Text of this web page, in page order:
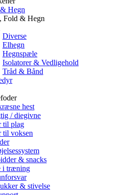
Hegn
Fold & Hegn
Diverse
Elhegn
Hegnspæle
Isolatorer & Vedligehold
Tråd & Bånd
hest
/ diegivne
til plag
til voksen
& snacks
i træning
& stivelse